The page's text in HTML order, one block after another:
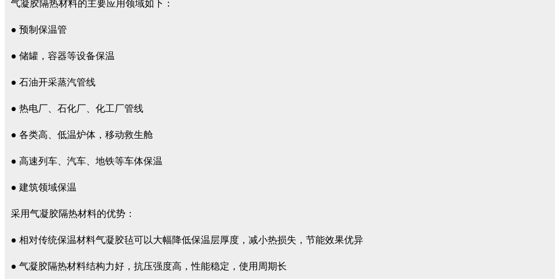
气凝胶隔热材料的主要应用领域如下：
● 预制保温管
● 储罐，容器等设备保温
● 石油开采蒸汽管线
● 热电厂、石化厂、化工厂管线
● 各类高、低温炉体，移动救生舱
● 高速列车、汽车、地铁等车体保温
● 建筑领域保温
采用气凝胶隔热材料的优势：
● 相对传统保温材料气凝胶毡可以大幅降低保温层厚度，减小热损失，节能效果优异
● 气凝胶隔热材料结构力好，抗压强度高，性能稳定，使用周期长